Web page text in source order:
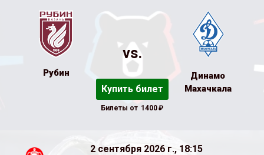
Рубин
vs.
Купить билет
Билеты от 1400₽
Динамо
Махачкала
2 сентября 2026 г., 18:15